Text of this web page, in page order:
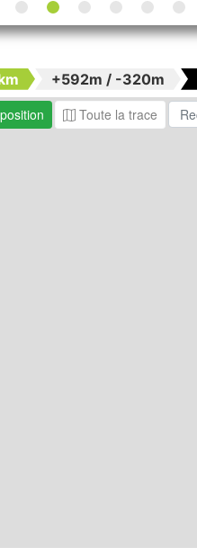
+592m / -320m
Toute la trace